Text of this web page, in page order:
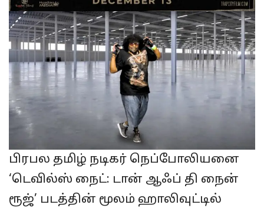
பிரபல தமிழ் நடிகர் நெப்போலியனை
‘டெவில்ஸ் நைட்: டான் ஆஃப் தி நைன்
ரூஜ்’ படத்தின் மூலம் ஹாலிவுட்டில்